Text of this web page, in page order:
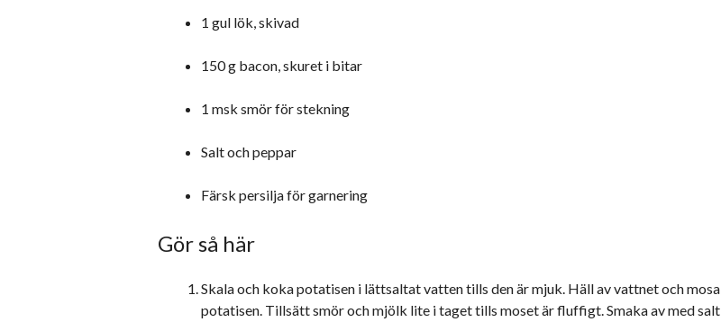
1 gul lök, skivad
150 g bacon, skuret i bitar
1 msk smör för stekning
Salt och peppar
Färsk persilja för garnering
Gör så här
Skala och koka potatisen i lättsaltat vatten tills den är mjuk. Häll av vattnet och mosa
potatisen. Tillsätt smör och mjölk lite i taget tills moset är fluffigt. Smaka av med salt